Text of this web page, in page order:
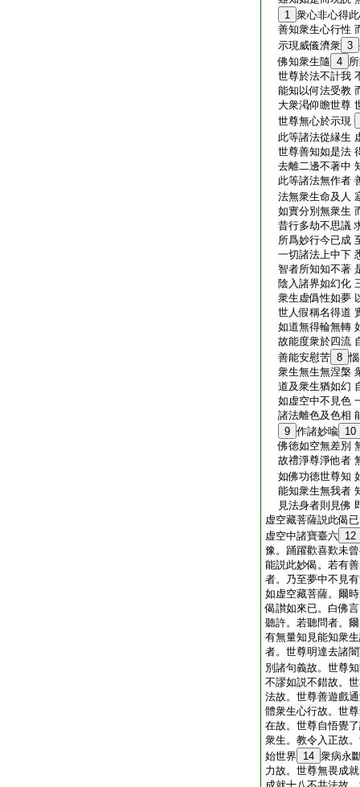
1 衆心非心得
善知衆生心行性
示現威儀濟衆 3
佛知衆生隨 4
世尊於法不計我
能知以何法受教
大衆渇仰瞻世尊
世尊無心於示現
此等諸法從縁生
世尊善知如是法
去離二邊不著中
此等諸法無作者
法無衆生命及人
如實分別無衆生
昔行多劫不思議
所爲妙行今已成
一切諸法上中下
智者所知知不著
陰入諸界如幻化
衆生虚僞性如夢
世人假稱名得道
如道無得輪無轉
故能度衆於四流
善能安慰苦 8
衆生無生無涅槃
道及衆生猶如幻
如虚空中不見色
諸法離色及色相
9 作諸妙喩 10
佛徳如空無差別
故禮淨尊淨他者
如佛功徳世尊知
能知衆生無我者
見法身者則見佛
虚空藏菩薩説此偈
虚空中諸寶臺六 12
豫。踊躍歡喜歎未
能説此妙偈。若有
者。乃至夢中不見
如虚空藏菩薩。爾
偈讃如來已。白佛
聽許。若聽問者。
有無量知見能知衆
者。世尊明達去諸
別諸句義故。世尊
不謬如説不錯故。
法故。世尊善遊戲
體衆生心行故。世
在故。世尊自悟覺
衆生。教令入正故
始世界
14 衆病永
力故。世尊無畏成